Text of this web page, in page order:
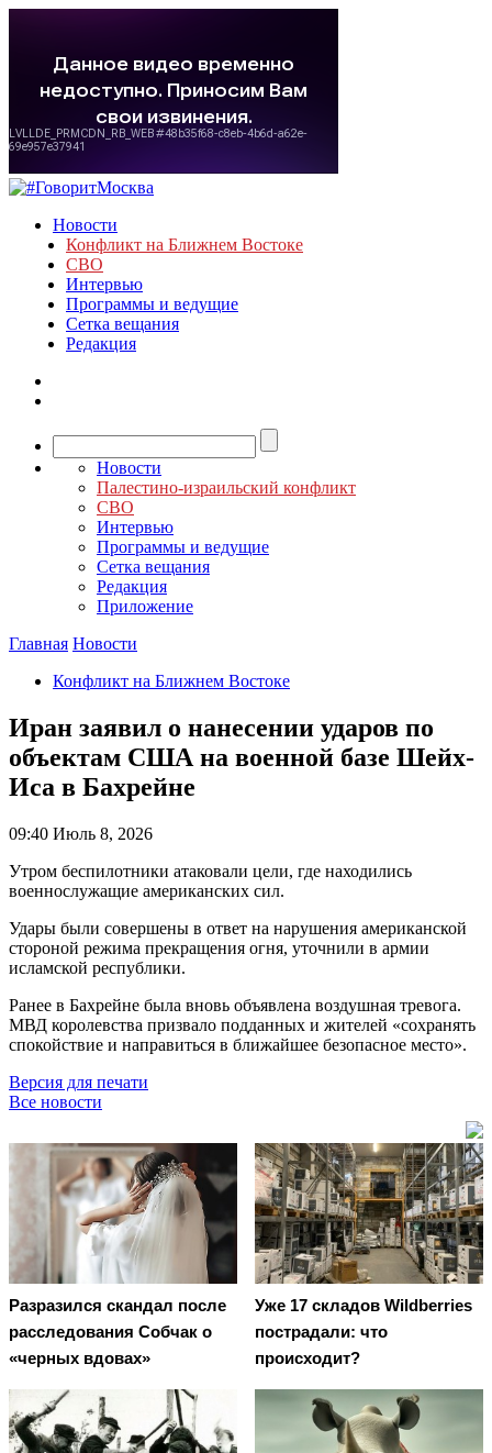
Новости
Конфликт на Ближнем Востоке
СВО
Интервью
Программы и ведущие
Сетка вещания
Редакция
Новости
Палестино-израильский конфликт
СВО
Интервью
Программы и ведущие
Сетка вещания
Редакция
Приложение
Главная Новости
Конфликт на Ближнем Востоке
Иран заявил о нанесении ударов по
объектам США на военной базе Шейх-
Иса в Бахрейне
09:40 Июль 8, 2026
Утром беспилотники атаковали цели, где находились
военнослужащие американских сил.
Удары были совершены в ответ на нарушения американской
стороной режима прекращения огня, уточнили в армии
исламской республики.
Ранее в Бахрейне была вновь объявлена воздушная тревога.
МВД королевства призвало подданных и жителей «сохранять
спокойствие и направиться в ближайшее безопасное место».
Версия для печати
Все новости
Разразился скандал после
расследования Собчак о
«черных вдовах»
Уже 17 складов Wildberries
пострадали: что
происходит?